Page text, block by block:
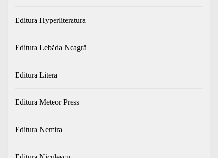
Editura Hyperliteratura
Editura Lebăda Neagră
Editura Litera
Editura Meteor Press
Editura Nemira